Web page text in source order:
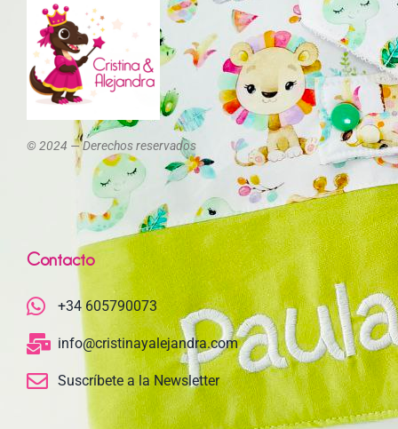
© 2024 — Derechos reservados
Contacto
+34 605790073
info@cristinayalejandra.com
Suscríbete a la Newsletter